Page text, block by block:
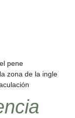
pene
zona de la ingle